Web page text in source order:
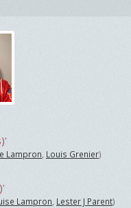
Lampron Louis Grenier)
Lampron, Lester J Parent)